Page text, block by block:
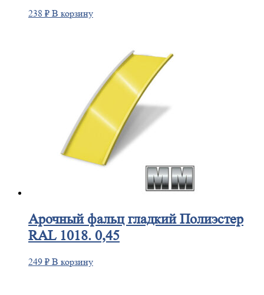
238 ₽ В корзину
Арочныйфальц гладкий Полиэстер
RAL 1018. 0,45
249 ₽ В корзину